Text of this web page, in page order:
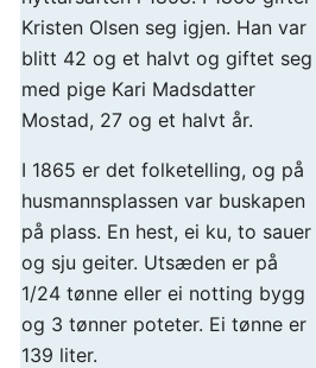
Kristen Olsen seg igjen. Han var
blitt 42 og et halvt og giftet seg
med pige Kari Madsdatter
Mostad, 27 og et halvt år.
I 1865 er det folketelling, og på
husmannsplassen var buskapen
på plass. En hest, ei ku, to sauer
og sju geiter. Utsæden er på
1/24 tønne eller ei notting bygg
og 3 tønner poteter. Ei tønne er
139 liter.